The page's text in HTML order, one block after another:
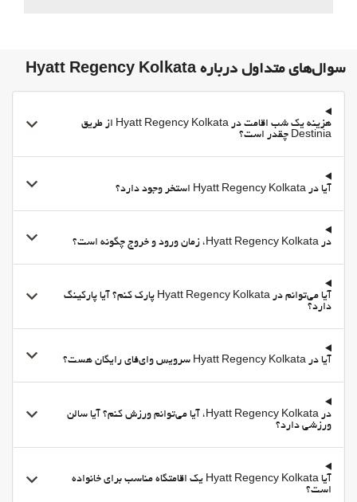
اسکواش
اوقات فراغت و خانواده
امکانات تفریحی برای کودکان
مهد کودک
رستوران
منوی مخصوص رژیم غذایی ویژه بنا به درخواست موجود است
سرویس ویژه اتاق
مناطق متداول
شومینه
مرکز تجاری
اتاق جلسه
اینترنت
وای-فای
سوال‌های متداول درباره Hyatt Regency Kolkata
هزینه یک شب اقامت در Hyatt Regency Kolkata از طریق
Destinia چقدر است؟
آیا در Hyatt Regency Kolkata استخر وجود دارد؟
در Hyatt Regency Kolkata، زمان ورود و خروج چگونه است؟
آیا می‌توانم در Hyatt Regency Kolkata پارک کنم؟ آیا پارکینگ
دارد؟
آیا در Hyatt Regency Kolkata سرویس وای‌فای رایگان هست؟
در Hyatt Regency Kolkata، آیا می‌توانم ورزش کنم؟ آیا سالن
ورزشی دارد؟
آیا Hyatt Regency Kolkata یک اقامتگاه مناسب برای خانواده
است؟